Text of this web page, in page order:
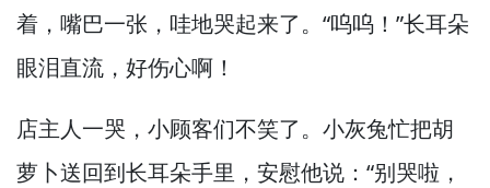
着， 嘴巴一张， 哇地哭起来了。 “呜呜！”长耳朵
眼泪直流， 好伤心啊！
店主人一哭， 小顾客们不笑了。 小灰兔忙把胡
萝卜送回到长耳朵手里， 安慰他说：“别哭啦，